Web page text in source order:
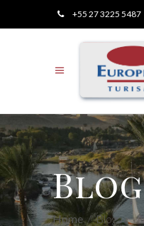
+55 27 3225 5487
Blog
Home/Blog